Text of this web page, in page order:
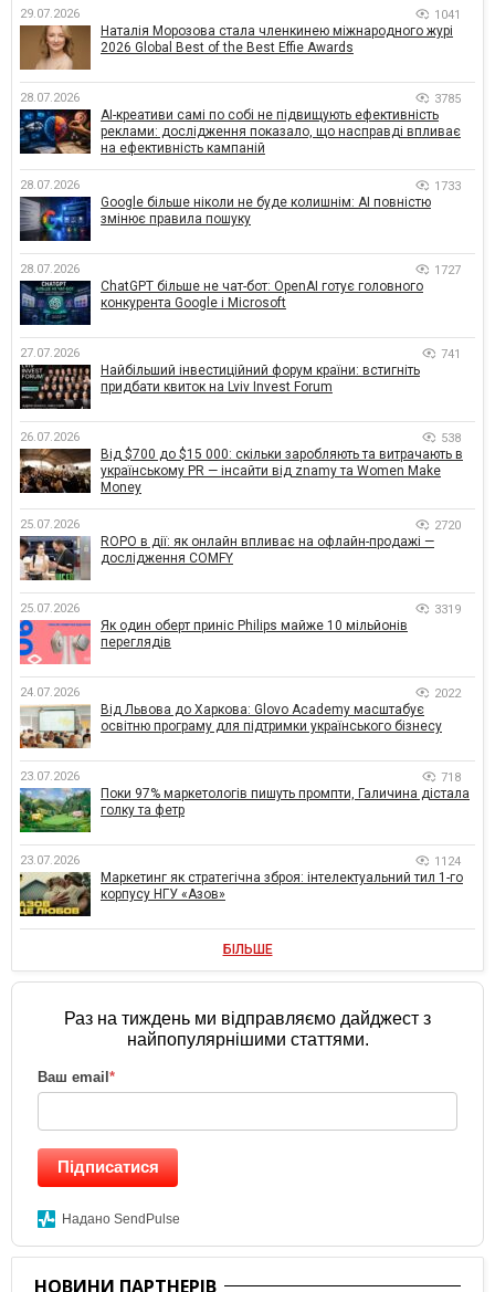
29.07.2026 1041
Наталія Морозова стала членкинею міжнародного журі
2026 Global Best of the Best Effie Awards
28.07.2026 3785
AI-креативи самі по собі не підвищують ефективність
реклами: дослідження показало, що насправді впливає
на ефективність кампаній
28.07.2026 1733
Google більше ніколи не буде колишнім: AI повністю
змінює правила пошуку
28.07.2026 1727
ChatGPT більше не чат-бот: OpenAI готує головного
конкурента Google і Microsoft
27.07.2026 741
Найбільший інвестиційний форум країни: встигніть
придбати квиток на Lviv Invest Forum
26.07.2026 538
Від $700 до $15 000: скільки заробляють та витрачають в
українському PR — інсайти від znamy та Women Make
Money
25.07.2026 2720
ROPO в дії: як онлайн впливає на офлайн-продажі —
дослідження COMFY
25.07.2026 3319
Як один оберт приніс Philips майже 10 мільйонів
переглядів
24.07.2026 2022
Від Львова до Харкова: Glovo Academy масштабує
освітню програму для підтримки українського бізнесу
23.07.2026 718
Поки 97% маркетологів пишуть промпти, Галичина дістала
голку та фетр
23.07.2026 1124
Маркетинг як стратегічна зброя: інтелектуальний тил 1-го
корпусу НГУ «Азов»
БІЛЬШЕ
Раз на тиждень ми відправляємо дайджест з
найпопулярнішими статтями.
Ваш email *
Підписатися
Надано SendPulse
НОВИНИ ПАРТНЕРІВ